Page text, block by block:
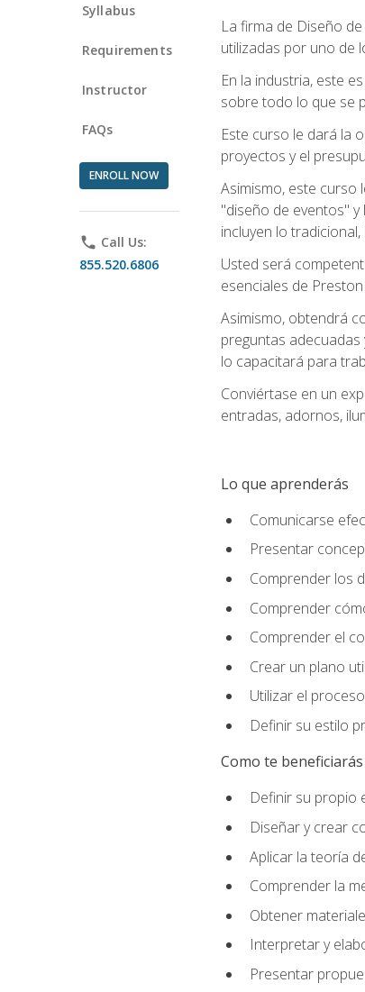
Syllabus
Requirements
Instructor
FAQs
ENROLL NOW
phone Call Us:
855.520.6806
La firma de Diseño
utilizadas por uno de
En la industria, este
sobre todo lo que se
Este curso le dará la
proyectos y el
Asimismo, este curso
"diseño de eventos"
incluyen lo
Usted será
esenciales de Preston
Asimismo, obtendrá
preguntas
lo capacitará para
Conviértase en un
entradas, adornos,
Lo que aprenderás
Comunicarse
Presentar
Comprender los
Comprender
Comprender el
Crear un plano
Utilizar el
Definir su estilo
Como te beneficiarás
Definir su propio
Diseñar y crear
Aplicar la teoría
Comprender la
Obtener
Interpretar y
Presentar